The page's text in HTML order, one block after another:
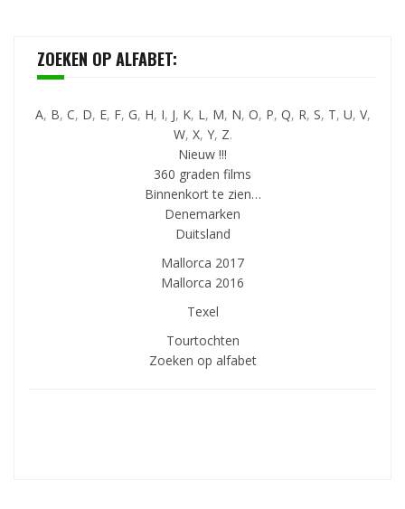
ZOEKEN OP ALFABET:
A, B, C, D, E, F, G, H, I, J, K, L, M, N, O, P, Q, R, S, T, U, V,
W, X, Y, Z.
Nieuw !!!
360 graden films
Binnenkort te zien…
Denemarken
Duitsland
Mallorca 2017
Mallorca 2016
Texel
Tourtochten
Zoeken op alfabet